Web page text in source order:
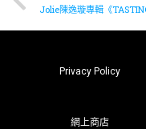
Privacy Policy
網上商店